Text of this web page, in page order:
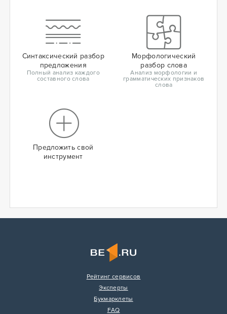
Синтаксический разбор
предложения
Полный анализ каждого
составного слова
Морфологический
разбор слова
Анализ морфологии и
грамматических признаков
слова
Предложить свой
инструмент
Рейтинг сервисов
Эксперты
Букмарклеты
FAQ